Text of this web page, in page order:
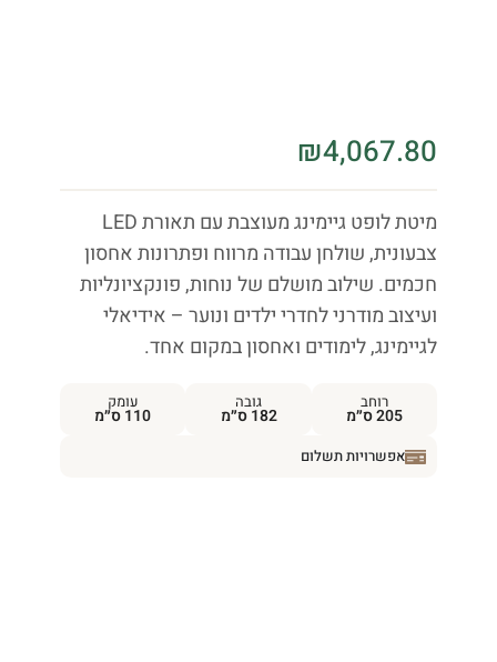
₪4,067.80
מיטת לופט גיימינג מעוצבת עם תאורת LED
צבעונית, שולחן עבודה מרווח ופתרונות אחסון
חכמים. שילוב מושלם של נוחות, פונקציונליות
ועיצוב מודרני לחדרי ילדים ונוער – אידיאלי
לגיימינג, לימודים ואחסון במקום אחד.
רוחב
205 ס״מ
גובה
182 ס״מ
עומק
110 ס״מ
אפשרויות תשלום